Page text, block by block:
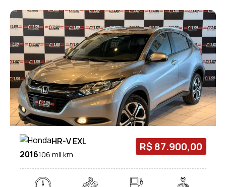
R$ 87.900,00
HR-V EXL
2016106 mil km